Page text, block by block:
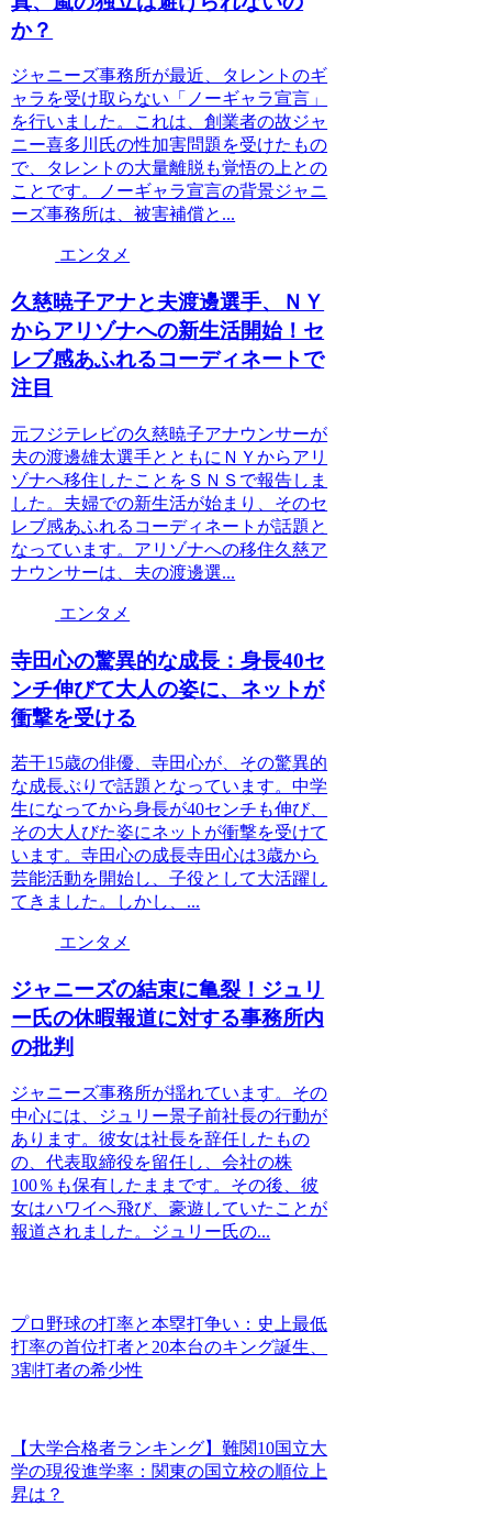
か？
ジャニーズ事務所が最近、タレントのギ
ャラを受け取らない「ノーギャラ宣言」
を行いました。これは、創業者の故ジャ
ニー喜多川氏の性加害問題を受けたもの
で、タレントの大量離脱も覚悟の上との
ことです。ノーギャラ宣言の背景ジャニ
ーズ事務所は、被害補償と...
エンタメ
久慈暁子アナと夫渡邊選手、ＮＹ
からアリゾナへの新生活開始！セ
レブ感あふれるコーディネートで
注目
元フジテレビの久慈暁子アナウンサーが
夫の渡邊雄太選手とともにＮＹからアリ
ゾナへ移住したことをＳＮＳで報告しま
した。夫婦での新生活が始まり、そのセ
レブ感あふれるコーディネートが話題と
なっています。アリゾナへの移住久慈ア
ナウンサーは、夫の渡邊選...
エンタメ
寺田心の驚異的な成長：身長40セ
ンチ伸びて大人の姿に、ネットが
衝撃を受ける
若干15歳の俳優、寺田心が、その驚異的
な成長ぶりで話題となっています。中学
生になってから身長が40センチも伸び、
その大人びた姿にネットが衝撃を受けて
います。寺田心の成長寺田心は3歳から
芸能活動を開始し、子役として大活躍し
てきました。しかし、...
エンタメ
ジャニーズの結束に亀裂！ジュリ
ー氏の休暇報道に対する事務所内
の批判
ジャニーズ事務所が揺れています。その
中心には、ジュリー景子前社長の行動が
あります。彼女は社長を辞任したもの
の、代表取締役を留任し、会社の株
100％も保有したままです。その後、彼
女はハワイへ飛び、豪遊していたことが
報道されました。ジュリー氏の...
プロ野球の打率と本塁打争い：史上最低
打率の首位打者と20本台のキング誕生、
3割打者の希少性
【大学合格者ランキング】難関10国立大
学の現役進学率：関東の国立校の順位上
昇は？